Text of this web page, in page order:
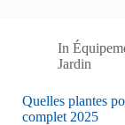
In
Jardin
Quelles plantes
complet 2025